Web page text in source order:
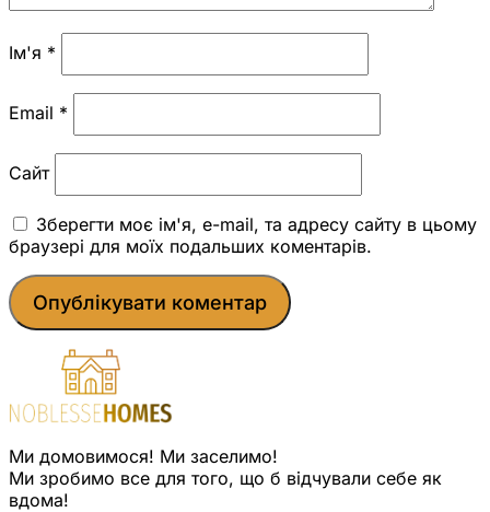
Ім'я *
Email *
Сайт
Зберегти моє ім'я, e-mail, та адресу сайту в цьому
браузері для моїх подальших коментарів.
Ми домовимося! Ми заселимо!
Ми зробимо все для того, що б відчували себе як
вдома!